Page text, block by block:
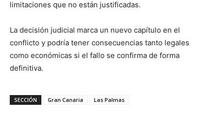
limitaciones que no están justificadas.
La decisión judicial marca un nuevo capítulo en el
conflicto y podría tener consecuencias tanto legales
como económicas si el fallo se confirma de forma
definitiva.
SECCIÓN Gran Canaria Las Palmas